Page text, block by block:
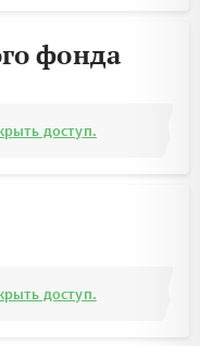
фонда
доступ.
доступ.